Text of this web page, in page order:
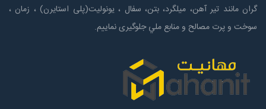
گران مانند تیر آهن، میلگرد، بتن، سفال ، یونولیت(پلی استايرن) ، زمان ،
سوخت و پرت مصالح و منابع ملي جلوگیری نماییم.